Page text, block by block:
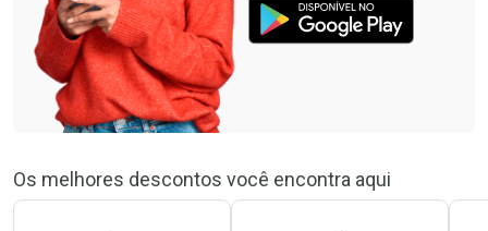
Os melhores descontos você encontra aqui